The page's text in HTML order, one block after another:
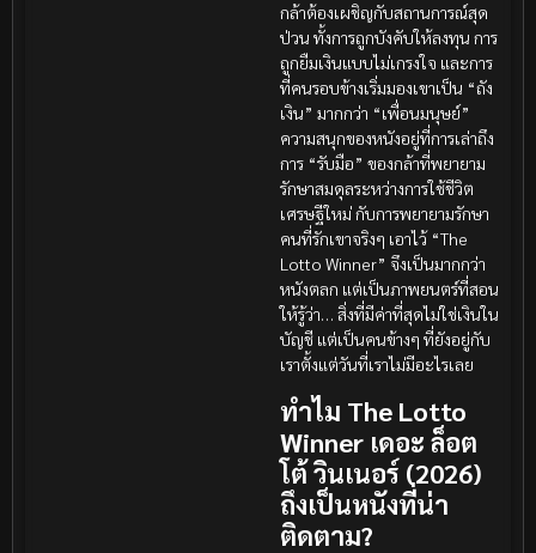
กล้าต้องเผชิญกับสถานการณ์สุด
ป่วน ทั้งการถูกบังคับให้ลงทุน การ
ถูกยืมเงินแบบไม่เกรงใจ และการ
ที่คนรอบข้างเริ่มมองเขาเป็น “ถัง
เงิน” มากกว่า “เพื่อนมนุษย์”
ความสนุกของหนังอยู่ที่การเล่าถึง
การ “รับมือ” ของกล้าที่พยายาม
รักษาสมดุลระหว่างการใช้ชีวิต
เศรษฐีใหม่ กับการพยายามรักษา
คนที่รักเขาจริงๆ เอาไว้ “The
Lotto Winner” จึงเป็นมากกว่า
หนังตลก แต่เป็นภาพยนตร์ที่สอน
ให้รู้ว่า… สิ่งที่มีค่าที่สุดไม่ใช่เงินใน
บัญชี แต่เป็นคนข้างๆ ที่ยังอยู่กับ
เราตั้งแต่วันที่เราไม่มีอะไรเลย
ทำไม The Lotto
Winner เดอะ ล็อต
โต้ วินเนอร์ (2026)
ถึงเป็นหนังที่น่า
ติดตาม?